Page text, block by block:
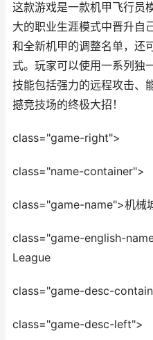
这款游戏是一款机甲飞行员
大的职业生涯模式中晋升自
和全新机甲的调整名单，还
式。玩家可以使用一系列独
技能包括强力的远程攻击、
撼竞技场的终极大招！
class="game-right">
class="name-container">
class="game-name">机械
class="game-english-
League
class="game-desc-
class="game-desc-left">